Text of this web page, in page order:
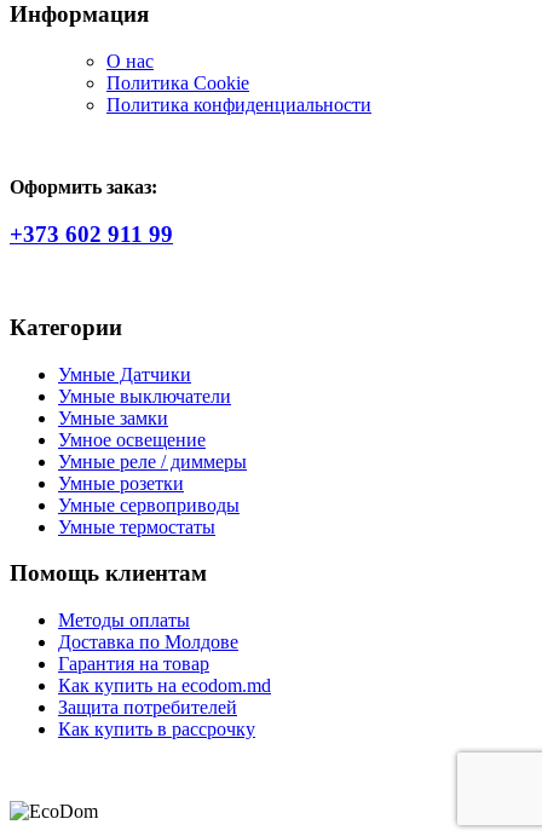
Информация
О нас
Политика Сookie
Политика конфиденциальности
Оформить заказ:
+373 602 911 99
Категории
Умные Датчики
Умные выключатели
Умные замки
Умное освещение
Умные реле / диммеры
Умные розетки
Умные сервоприводы
Умные термостаты
Помощь клиентам
Методы оплаты
Доставка по Молдове
Гарантия на товар
Как купить на ecodom.md
Защита потребителей
Как купить в рассрочку